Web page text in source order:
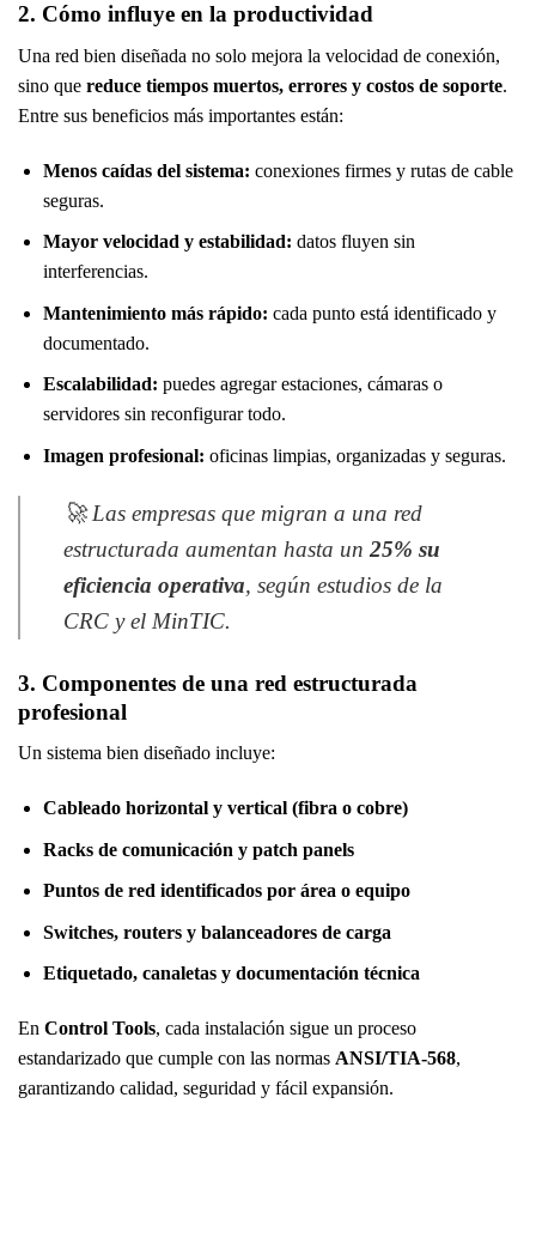
2. Cómo influye en la productividad
Una red bien diseñada no solo mejora la velocidad de conexión,
sino que reduce tiempos muertos, errores y costos de soporte.
Entre sus beneficios más importantes están:
Menos caídas del sistema: conexiones firmes y rutas de cable
seguras.
Mayor velocidad y estabilidad: datos fluyen sin
interferencias.
Mantenimiento más rápido: cada punto está identificado y
documentado.
Escalabilidad: puedes agregar estaciones, cámaras o
servidores sin reconfigurar todo.
Imagen profesional: oficinas limpias, organizadas y seguras.
🚀 Las empresas que migran a una red
estructurada aumentan hasta un 25% su
eficiencia operativa, según estudios de la
CRC y el MinTIC.
3. Componentes de una red estructurada
profesional
Un sistema bien diseñado incluye:
Cableado horizontal y vertical (fibra o cobre)
Racks de comunicación y patch panels
Puntos de red identificados por área o equipo
Switches, routers y balanceadores de carga
Etiquetado, canaletas y documentación técnica
En Control Tools, cada instalación sigue un proceso
estandarizado que cumple con las normas ANSI/TIA-568,
garantizando calidad, seguridad y fácil expansión.